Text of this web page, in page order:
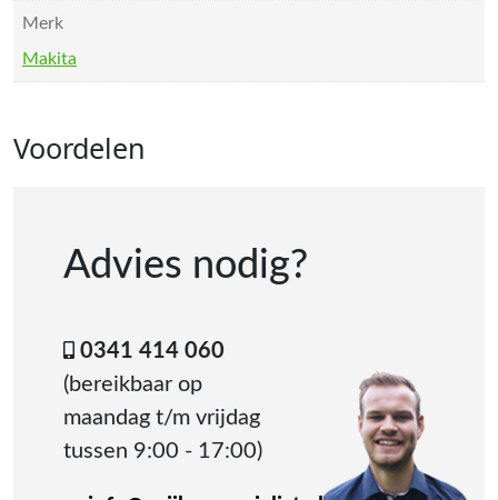
Merk
Makita
Voordelen
Advies nodig?
0341 414 060
(bereikbaar op
maandag t/m vrijdag
tussen 9:00 - 17:00)